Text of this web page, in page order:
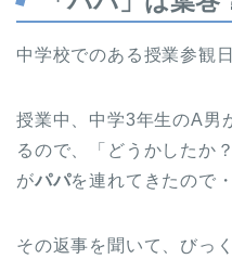
中学校でのある授業参観
授業中、中学3年生のA男
るので、「どうかしたか
がパパを連れてきたので
その返事を聞いて、びっ